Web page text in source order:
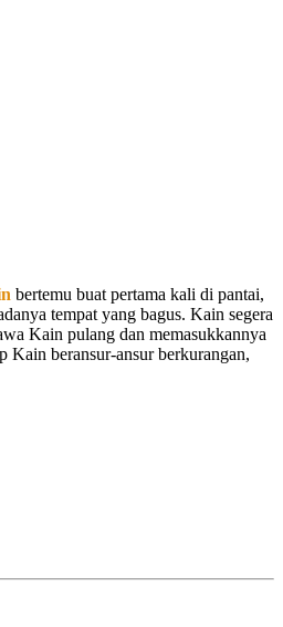
bertemu buat pertama kali di pantai,
tempat yang bagus. Kain segera
Kain pulang dan memasukkannya
Kain beransur-ansur berkurangan,